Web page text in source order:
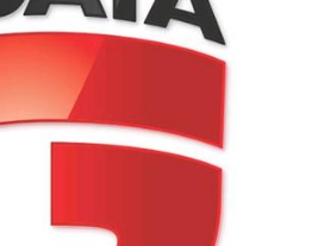
PROMO ATTIVE